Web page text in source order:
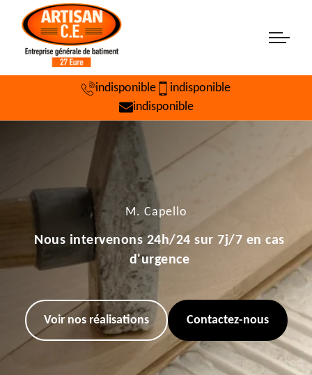
indisponible
indisponible
indisponible
M. Capello
Nous intervenons 24h/24 sur 7j/7 en cas
d'urgence
Voir nos réalisations Contactez-nous